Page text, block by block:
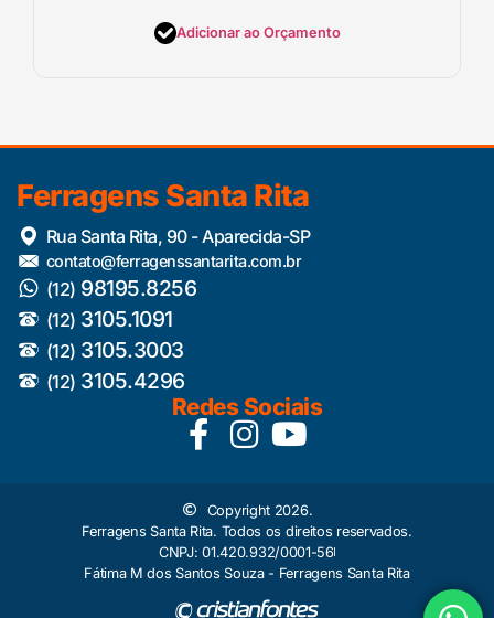
Adicionar ao Orçamento
Ferragens Santa Rita
Rua Santa Rita, 90 - Aparecida-SP
contato@ferragenssantarita.com.br
(12) 98195.8256
(12) 3105.1091
(12) 3105.3003
(12) 3105.4296
Redes Sociais
Copyright 2026.
Ferragens Santa Rita. Todos os direitos reservados.
CNPJ: 01.420.932/0001-56
Fátima M dos Santos Souza - Ferragens Santa Rita